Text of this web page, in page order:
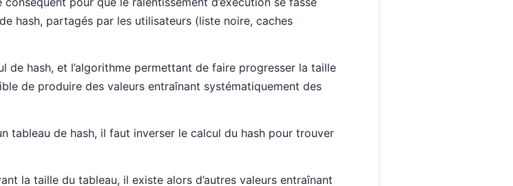
hash, partagés par les utilisateurs (liste noire, caches
de hash, et l’algorithme permettant de faire progresser la taille
de produire des valeurs entraînant systématiquement des
tableau de hash, il faut inverser le calcul du hash pour trouver
la taille du tableau, il existe alors d’autres valeurs entraînant